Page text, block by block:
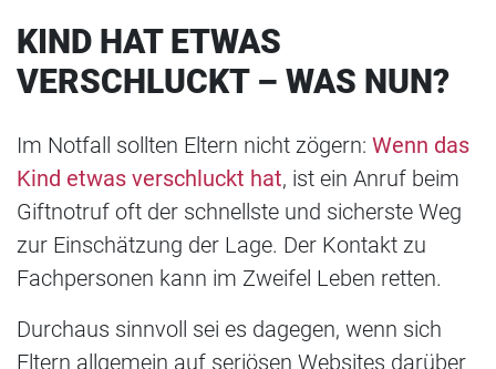
KIND HAT ETWAS
VERSCHLUCKT – WAS NUN?
Im Notfall sollten Eltern nicht zögern: Wenn das
Kind etwas verschluckt hat, ist ein Anruf beim
Giftnotruf oft der schnellste und sicherste Weg
zur Einschätzung der Lage. Der Kontakt zu
Fachpersonen kann im Zweifel Leben retten.
Durchaus sinnvoll sei es dagegen, wenn sich
Eltern allgemein auf seriösen Websites darüber